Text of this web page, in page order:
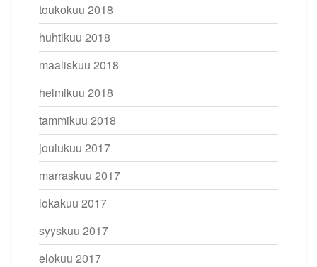
toukokuu 2018
huhtikuu 2018
maaliskuu 2018
helmikuu 2018
tammikuu 2018
joulukuu 2017
marraskuu 2017
lokakuu 2017
syyskuu 2017
elokuu 2017